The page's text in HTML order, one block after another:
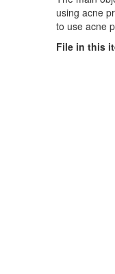
using acne
to use acne
File in this